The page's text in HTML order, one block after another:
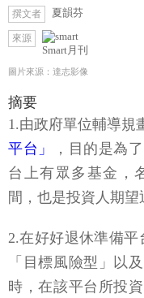
撰文者 夏韻芬
來源
Smart月刊
圖片來源：達志影像
摘要
1.由政府單位輔導規
平台」
，目的是為
台上有眾多基金，
間，也是投資人期望
2.在好好退休準備
「目標風險型」以
時，在該平台所投